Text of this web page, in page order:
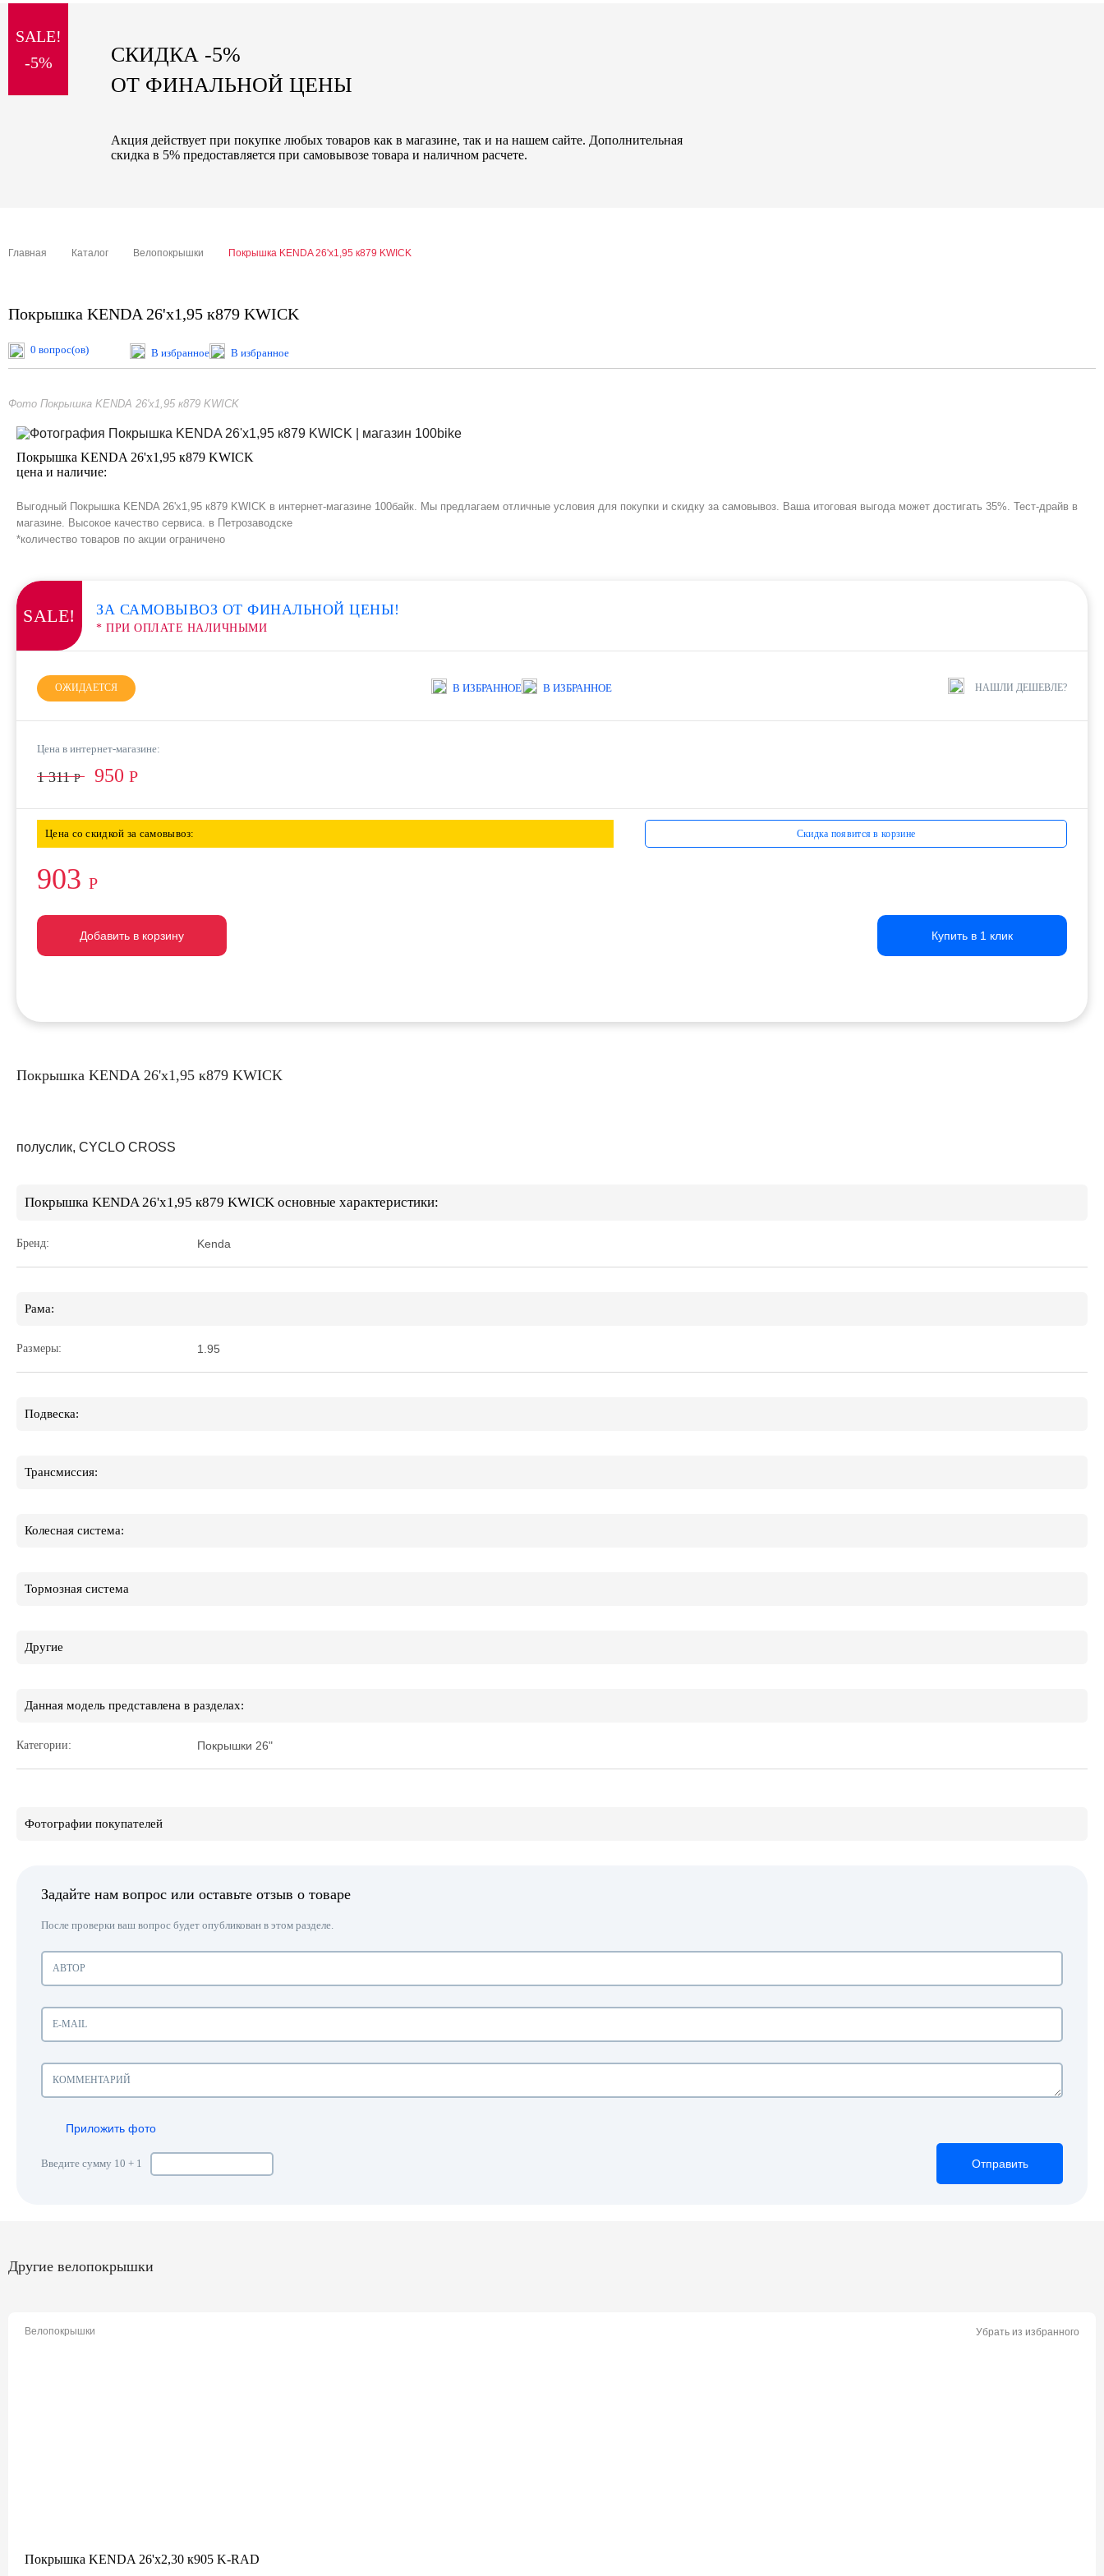
special price
SALE!
-5%
СКИДКА -5%
ОТ ФИНАЛЬНОЙ ЦЕНЫ
Акция действует при покупке любых товаров как в магазине, так и на нашем сайте. Дополнительная
скидка в 5% предоставляется при самовывозе товара и наличном расчете.
Главная Каталог Велопокрышки Покрышка KENDA 26'х1,95 к879 KWICK
Покрышка KENDA 26'х1,95 к879 KWICK
0 вопрос(ов) В избранное В избранное
Фото Покрышка KENDA 26'х1,95 к879 KWICK
Покрышка KENDA 26'х1,95 к879 KWICK
цена и наличие:
Выгодный Покрышка KENDA 26'х1,95 к879 KWICK в интернет-магазине 100байк. Мы предлагаем отличные условия для покупки и скидку за самовывоз. Ваша итоговая выгода может достигать 35%. Тест-драйв в
магазине. Высокое качество сервиса. в Петрозаводске
*количество товаров по акции ограничено
SALE! ЗА САМОВЫВОЗ ОТ ФИНАЛЬНОЙ ЦЕНЫ!
* ПРИ ОПЛАТЕ НАЛИЧНЫМИ
ОЖИДАЕТСЯ В ИЗБРАННОЕ В ИЗБРАННОЕ НАШЛИ ДЕШЕВЛЕ?
Цена в интернет-магазине:
1 311Р 950 Р
Цена со скидкой за самовывоз: Скидка появится в корзине
903 Р
Добавить в корзину
Добавить в корзину
Добавить в корзину Купить в 1 клик
Купить в 1 клик
Купить в 1 клик
Покрышка KENDA 26'х1,95 к879 KWICK
полуслик, CYCLO CROSS
Покрышка KENDA 26'х1,95 к879 KWICK основные характеристики:
Бренд: Kenda
Рама:
Размеры: 1.95
Подвеска:
Трансмиссия:
Колесная система:
Тормозная система
Другие
Данная модель представлена в разделах:
Категории: Покрышки 26"
Фотографии покупателей
Задайте нам вопрос или оставьте отзыв о товаре
После проверки ваш вопрос будет опубликован в этом разделе.
Приложить фото
Введите сумму 10 + 1 Отправить
Отправить
Отправить
Другие велопокрышки
Велопокрышки Убрать из избранного
Покрышка KENDA 26'х2,30 к905 K-RAD